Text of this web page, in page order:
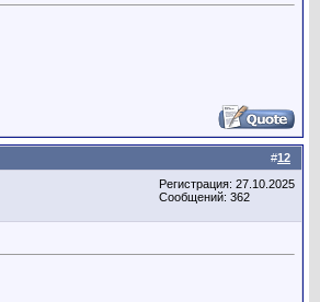
#12
Регистрация: 27.10.2025
Сообщений: 362